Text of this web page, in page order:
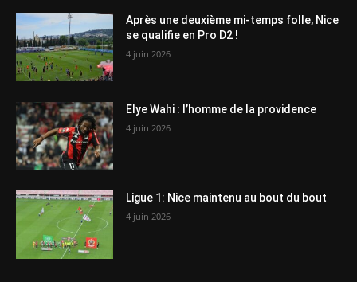
Après une deuxième mi-temps folle, Nice
se qualifie en Pro D2 !
4 juin 2026
Elye Wahi : l’homme de la providence
4 juin 2026
Ligue 1: Nice maintenu au bout du bout
4 juin 2026